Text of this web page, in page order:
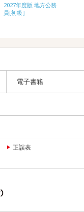
2027年度版 地方公務
員[初級］
電子書籍
正誤表